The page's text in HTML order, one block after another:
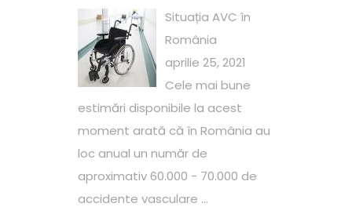
Situația AVC în
România
aprilie 25, 2021
Cele mai bune
estimări disponibile la acest
moment arată că în România au
loc anual un număr de
aproximativ 60.000 - 70.000 de
accidente vasculare ...